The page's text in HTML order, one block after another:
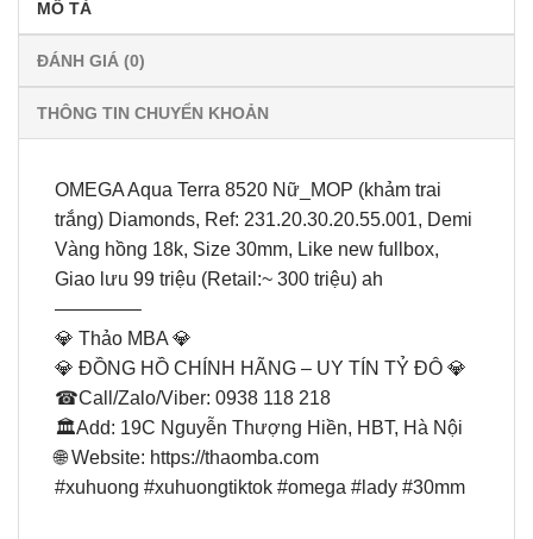
MÔ TẢ
ĐÁNH GIÁ (0)
THÔNG TIN CHUYỂN KHOẢN
OMEGA Aqua Terra 8520 Nữ_MOP (khảm trai
trắng) Diamonds, Ref: 231.20.30.20.55.001, Demi
Vàng hồng 18k, Size 30mm, Like new fullbox,
Giao lưu 99 triệu (Retail:~ 300 triệu) ah
————–
💎 Thảo MBA 💎
💎 ĐỒNG HỒ CHÍNH HÃNG – UY TÍN TỶ ĐÔ 💎
☎Call/Zalo/Viber: 0938 118 218
🏛Add: 19C Nguyễn Thượng Hiền, HBT, Hà Nội
🌐 Website: https://thaomba.com
#xuhuong #xuhuongtiktok #omega #lady #30mm